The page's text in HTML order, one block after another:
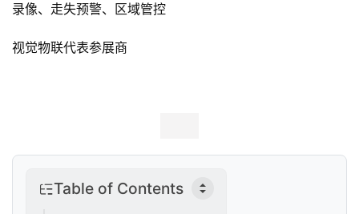
录像、走失预警、区域管控
视觉物联代表参展商
Table of Contents